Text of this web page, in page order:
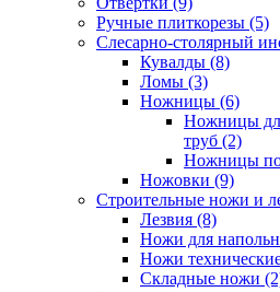
Ручные плиткорезы (5)
Слесарно-столярный
Кувалды (8)
Ломы (3)
Ножницы (6)
Ножницы
труб (2)
Ножницы по
Ножовки (9)
Строительные ножи и
Лезвия (8)
Ножи для
Ножи
Складные ножи